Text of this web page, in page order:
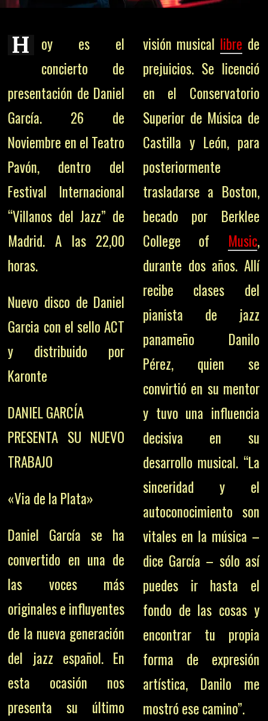
H
oy es el
concierto de
presentación de Daniel
García. 26 de
Noviembre en el Teatro
Pavón, dentro del
Festival Internacional
“Villanos del Jazz” de
Madrid. A las 22,00
horas.
Nuevo disco de Daniel
Garcia con el sello ACT
y distribuido por
Karonte
DANIEL GARCÍA
PRESENTA SU NUEVO
TRABAJO
«Via de la Plata»
Daniel García se ha
convertido en una de
las voces más
originales e influyentes
de la nueva generación
del jazz español. En
esta ocasión nos
presenta su último
visión musical libre de
prejuicios. Se licenció
en el Conservatorio
Superior de Música de
Castilla y León, para
posteriormente
trasladarse a Boston,
becado por Berklee
College of Music,
durante dos años. Allí
recibe clases del
pianista de jazz
panameño Danilo
Pérez, quien se
convirtió en su mentor
y tuvo una influencia
decisiva en su
desarrollo musical. “La
sinceridad y el
autoconocimiento son
vitales en la música –
dice García – sólo así
puedes ir hasta el
fondo de las cosas y
encontrar tu propia
forma de expresión
artística, Danilo me
mostró ese camino”.